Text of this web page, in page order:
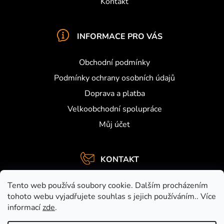
Tento web používá soubory cookie. Dalším procházením
tohoto webu vyjadřujete souhlas s jejich používáním.. Více
informacízde.
INFORMACE PRO VÁS
Obchodní podmínky
Podmínky ochrany osobních údajů
Doprava a platba
Velkoobchodní spolupráce
Můj účet
KONTAKT
+420734459948
https://www.facebook.com/activefishing.cz